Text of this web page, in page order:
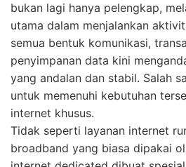
bukan lagi hanya pelengkap,
utama dalam menjalankan
semua bentuk komunikasi,
penyimpanan data kini
yang andalan dan stabil. Salah
untuk memenuhi kebutuhan
internet khusus.
Tidak seperti layanan internet
broadband yang biasa dipakai